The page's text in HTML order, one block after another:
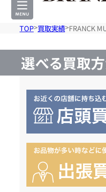
TOP 買取実績 FRANCK
選べる買取